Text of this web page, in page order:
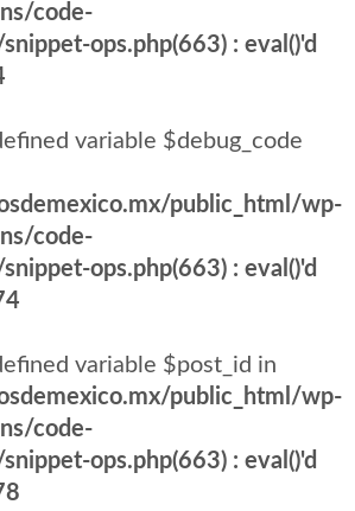
code-
ops.php(663) : eval()'d
variable $debug_code
public_html/wp-
code-
ops.php(663) : eval()'d
variable $post_id in
public_html/wp-
code-
ops.php(663) : eval()'d